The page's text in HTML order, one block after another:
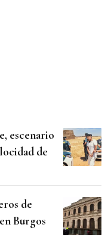
escenario
de
de
Burgos